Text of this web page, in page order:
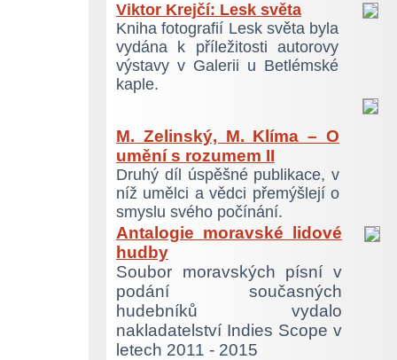
Viktor Krejčí: Lesk světa
Kniha fotografií Lesk světa byla
vydána k příležitosti autorovy
výstavy v Galerii u Betlémské
kaple.
M. Zelinský, M. Klíma – O
umění s rozumem II
Druhý díl úspěšné publikace, v
níž umělci a vědci přemýšlejí o
smyslu svého počínání.
Antalogie moravské lidové
hudby
Soubor moravských písní v
podání současných
hudebníků vydalo
nakladatelství Indies Scope v
letech 2011 - 2015